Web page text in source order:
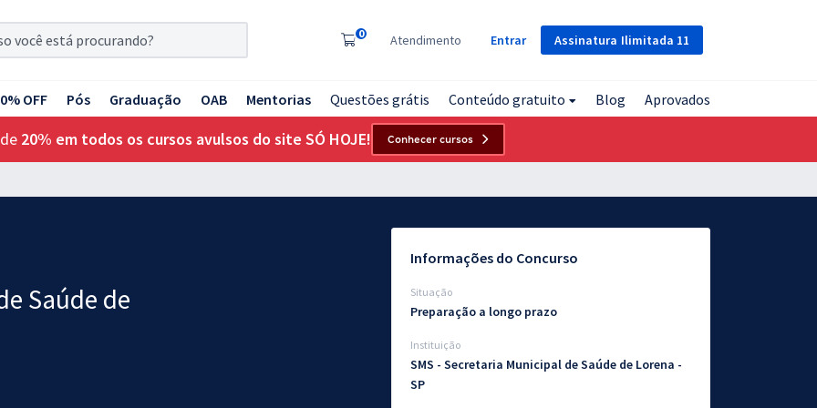
Assinatura Ilimitada 11
0 Atendimento Entrar
OFF Pós Graduação OAB Mentorias Questões grátis Conteúdo gratuito Blog Aprovados
20% em todos os cursos avulsos do site SÓ HOJE! Conhecer cursos
Saúde de
Informações do Concurso
Situação
Preparação a longo prazo
Instituição
SMS - Secretaria Municipal de Saúde de Lorena -
SP